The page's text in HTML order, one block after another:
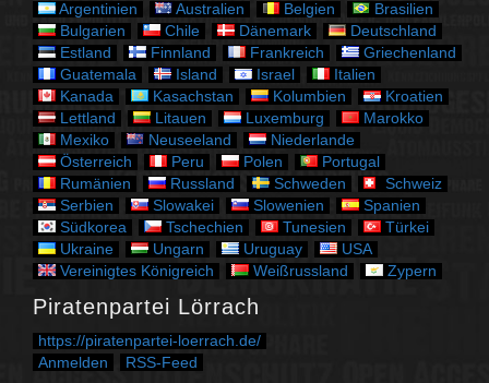
Argentinien Australien Belgien
Brasilien
Bulgarien
Chile Dänemark
Deutschland
Estland
Finnland Frankreich
Griechenland
Guatemala
Island Israel
Italien
Kanada
Kasachstan Kolumbien
Kroatien
Lettland
Litauen Luxemburg
Marokko
Mexiko
Neuseeland
Niederlande
Österreich
Peru Polen
Portugal
Rumänien
Russland Schweden
Schweiz
Serbien
Slowakei Slowenien
Spanien
Südkorea
Tschechien Tunesien
Türkei
Ukraine
Ungarn Uruguay
USA
Vereinigtes Königreich
Weißrussland Zypern
Piratenpartei Lörrach
https://piratenpartei-loerrach.de/
Anmelden RSS-Feed